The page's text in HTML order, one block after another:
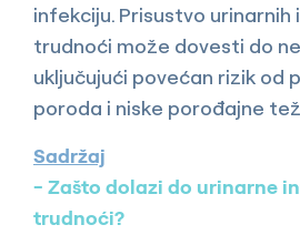
infekciju. Prisustvo urinarnih
trudnoći može dovesti do
uključujući povećan rizik od
poroda i niske porođajne
Sadržaj
Zašto dolazi do urinarne
trudnoći?